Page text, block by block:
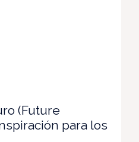
(Future
para los